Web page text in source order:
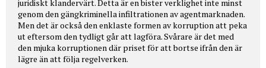
juridiskt klandervärt. Detta är en bister verklighet inte minst
genom den gängkriminella infiltrationen av agentmarknaden.
Men det är också den enklaste formen av korruption att peka
ut eftersom den tydligt går att lagföra. Svårare är det med
den mjuka korruptionen där priset för att bortse ifrån den är
lägre än att följa regelverken.